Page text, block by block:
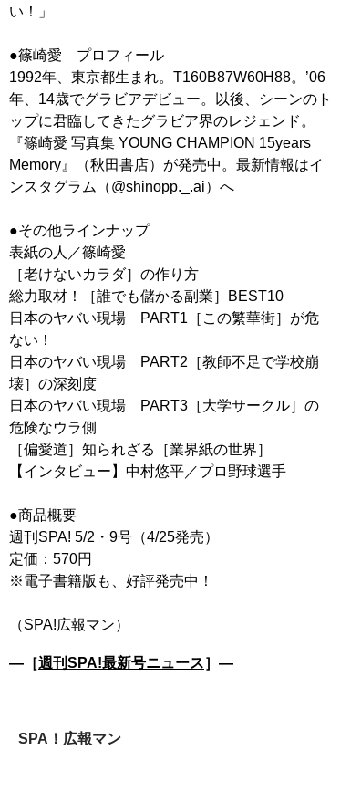
い！」
●篠崎愛 プロフィール
1992年、東京都生まれ。T160B87W60H88。’06
年、14歳でグラビアデビュー。以後、シーンのト
ップに君臨してきたグラビア界のレジェンド。
『篠崎愛 写真集 YOUNG CHAMPION 15years
Memory』（秋田書店）が発売中。最新情報はイ
ンスタグラム（@shinopp._.ai）へ
●その他ラインナップ
表紙の人／篠崎愛
［老けないカラダ］の作り方
総力取材！［誰でも儲かる副業］BEST10
日本のヤバい現場 PART1［この繁華街］が危
ない！
日本のヤバい現場 PART2［教師不足で学校崩
壊］の深刻度
日本のヤバい現場 PART3［大学サークル］の
危険なウラ側
［偏愛道］知られざる［業界紙の世界］
【インタビュー】中村悠平／プロ野球選手
●商品概要
週刊SPA! 5/2・9号（4/25発売）
定価：570円
※電子書籍版も、好評発売中！
―［週刊SPA!最新号ニュース］―
SPA！広報マン